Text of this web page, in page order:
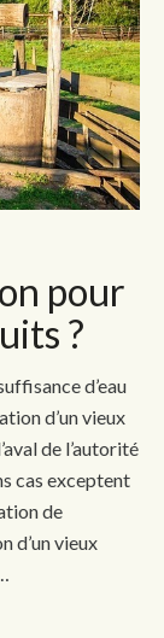
pour
?
d’eau
d’un vieux
de l’autorité
cas exceptent
de
d’un vieux